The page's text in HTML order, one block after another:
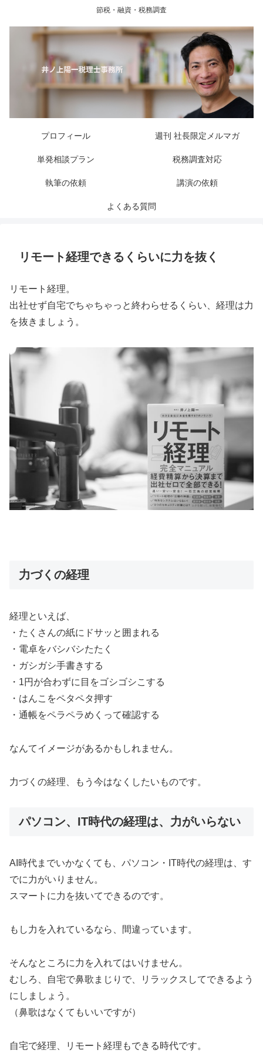
節税・融資・税務調査
プロフィール 週刊 社長限定メルマガ
単発相談プラン 税務調査対応
執筆の依頼 講演の依頼
よくある質問
リモート経理できるくらいに力を抜く
リモート経理。
出社せず自宅でちゃちゃっと終わらせるくらい、経理は力
を抜きましょう。
力づくの経理
経理といえば、
・たくさんの紙にドサッと囲まれる
・電卓をバシバシたたく
・ガシガシ手書きする
・1円が合わずに目をゴシゴシこする
・はんこをペタペタ押す
・通帳をペラペラめくって確認する
なんてイメージがあるかもしれません。
力づくの経理、もう今はなくしたいものです。
パソコン、IT時代の経理は、力がいらない
AI時代までいかなくても、パソコン・IT時代の経理は、す
でに力がいりません。
スマートに力を抜いてできるのです。
もし力を入れているなら、間違っています。
そんなところに力を入れてはいけません。
むしろ、自宅で鼻歌まじりで、リラックスしてできるよう
にしましょう。
（鼻歌はなくてもいいですが）
自宅で経理、リモート経理もできる時代です。